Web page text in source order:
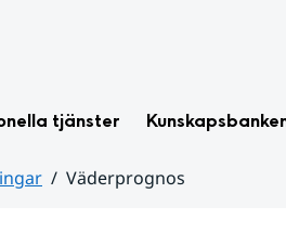
tjänster
Väderprognos